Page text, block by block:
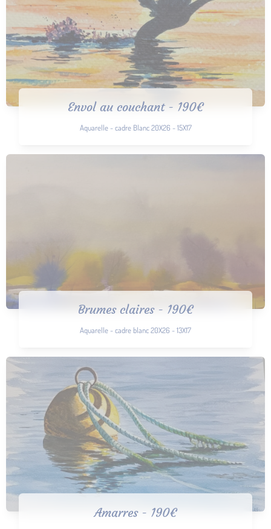
Envol au couchant - 190€
Aquarelle - cadre Blanc 20X26 - 15X17
Brumes claires - 190€
Aquarelle - cadre blanc 20X26 - 13X17
Amarres - 190€